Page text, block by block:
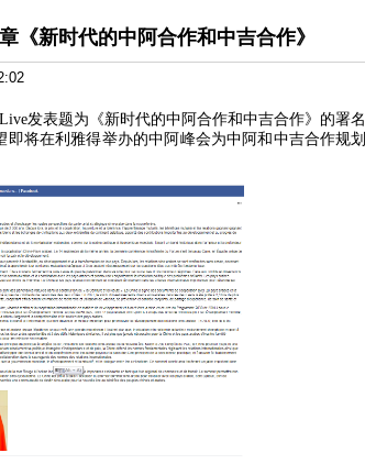
《新时代的中阿合作和中吉合作》
发表题为《新时代的中阿合作和中吉合作》的署名
将在利雅得举办的中阿峰会为中阿和中吉合作规划